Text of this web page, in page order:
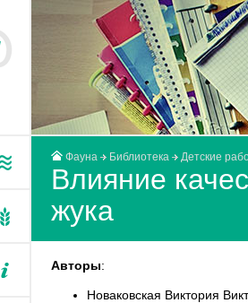
Фауна Библиотека Детские
Влияние
жука
Авторы:
Новаковская Виктория